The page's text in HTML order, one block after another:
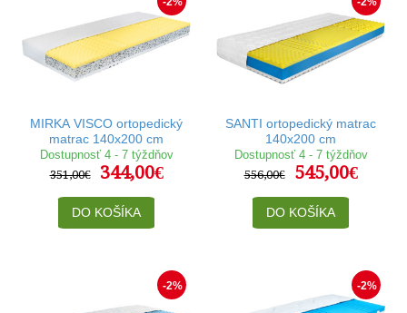
MIRKA VISCO ortopedický
matrac 140x200 cm
Dostupnosť 4 - 7 týždňov
351,00€
344,00€
DO KOŠÍKA
SANTI ortopedický matrac
140x200 cm
Dostupnosť 4 - 7 týždňov
556,00€
545,00€
DO KOŠÍKA
-2% -2%